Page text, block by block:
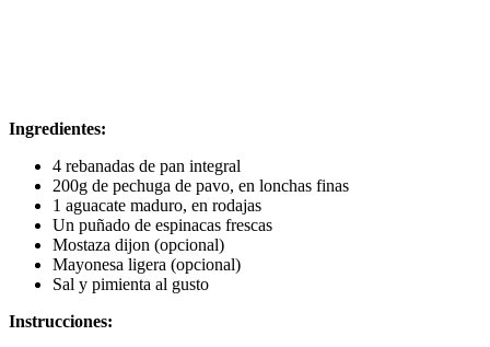
Ingredientes:
4 rebanadas de pan integral
200g de pechuga de pavo, en lonchas finas
1 aguacate maduro, en rodajas
Un puñado de espinacas frescas
Mostaza dijon (opcional)
Mayonesa ligera (opcional)
Sal y pimienta al gusto
Instrucciones: